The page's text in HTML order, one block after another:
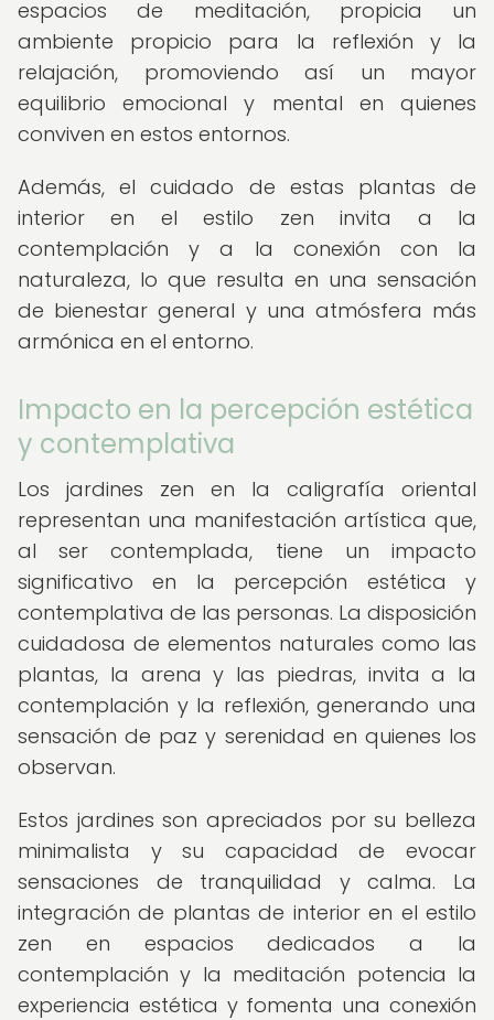
espacios de meditación, propicia un
ambiente propicio para la reflexión y la
relajación, promoviendo así un mayor
equilibrio emocional y mental en quienes
conviven en estos entornos.
Además, el cuidado de estas plantas de
interior en el estilo zen invita a la
contemplación y a la conexión con la
naturaleza, lo que resulta en una sensación
de bienestar general y una atmósfera más
armónica en el entorno.
Impacto en la percepción estética
y contemplativa
Los jardines zen en la caligrafía oriental
representan una manifestación artística que,
al ser contemplada, tiene un impacto
significativo en la percepción estética y
contemplativa de las personas. La disposición
cuidadosa de elementos naturales como las
plantas, la arena y las piedras, invita a la
contemplación y la reflexión, generando una
sensación de paz y serenidad en quienes los
observan.
Estos jardines son apreciados por su belleza
minimalista y su capacidad de evocar
sensaciones de tranquilidad y calma. La
integración de plantas de interior en el estilo
zen en espacios dedicados a la
contemplación y la meditación potencia la
experiencia estética y fomenta una conexión